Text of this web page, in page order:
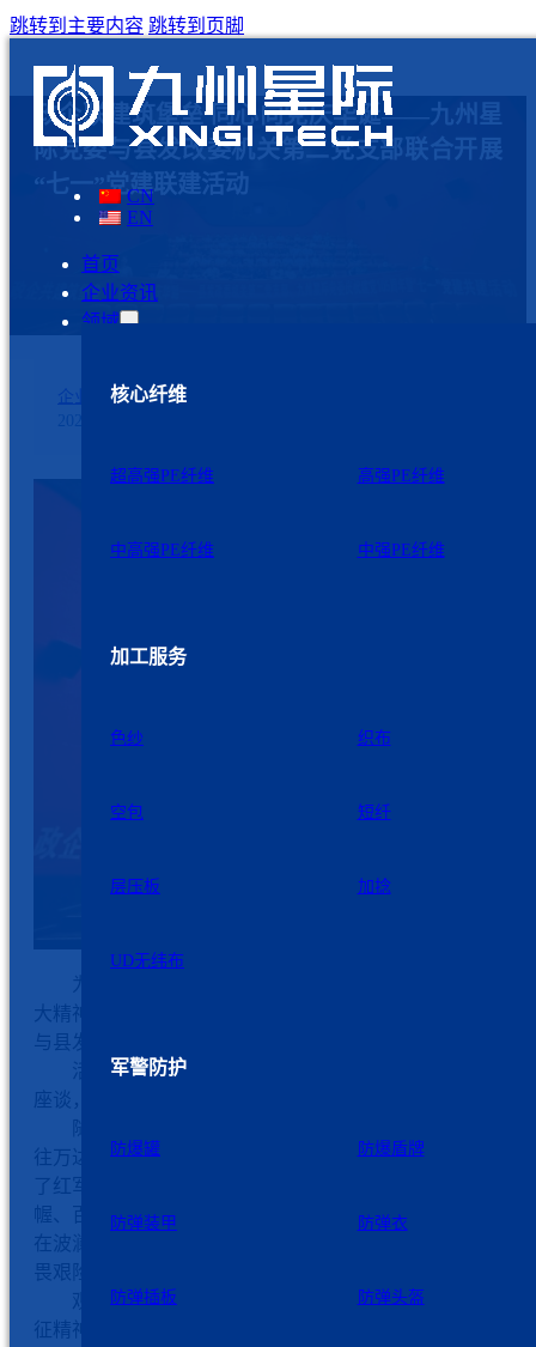
跳转到主要内容 跳转到页脚
CN
EN
首页
企业资讯
领域
核心纤维
超高强PE纤维 高强PE纤维
中高强PE纤维 中强PE纤维
加工服务
色纱 织布
空包 短纤
层压板 加捻
UD无纬布
军警防护
防爆罐 防爆盾牌
防弹装甲 防弹衣
防弹插板 防弹头盔
政企联建筑堡垒 同心向党庆华诞——九州星
际党委与县发改委机关第二党支部联合开展
“七一”党建联建活动
企业资讯
2026年7月7日
为庆祝中国共产党成立105周年，深入学习贯彻党的二
大精神，扎实推进政企党建共建，7月3日下午，九州星际党
与县发改委机关第二党支部联合开展“七一”党建联建活动。
活动伊始，双方党员代表在县行政中心开展党建共建交
座谈，互鉴党建经验，并就惠企政策辅导进行了简要沟通。
随后，双方组织党员代表、入党积极分子代表约90人，
往万达影城集中观看红色主旋律影片《四渡》。影片生动再
了红军长征途中四渡赤水的光辉历程，展现了革命先辈运筹
幄、百折不挠的斗争智慧与坚定信念。观影过程中，大家沉
在波澜壮阔的历史画卷中，深切感受到革命先辈为理想信念
畏艰险、浴血奋战的崇高精神。
观影结束后，党员同志们纷纷表示，要继承和发扬伟大
征精神，从红色基因中汲取奋进力量，立足本职岗位，以更